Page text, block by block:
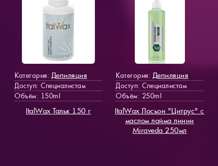
Категория: Депиляция
Доступ: Специалистам
Объём: 150ml
ItalWax Тальк 150 г
Категория: Депиляция
Доступ: Специалистам
Объём: 250ml
ItalWax Лосьон "Цитрус" с
маслом лайма линии
Miraveda 250мл